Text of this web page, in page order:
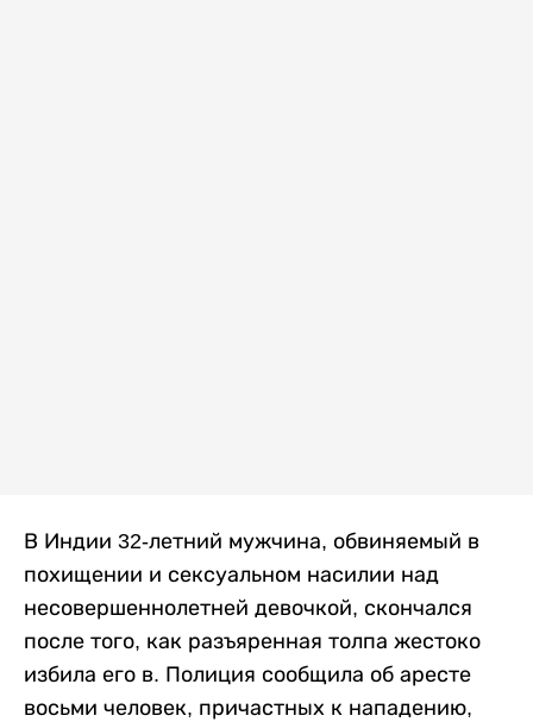
В Индии 32-летний мужчина, обвиняемый в
похищении и сексуальном насилии над
несовершеннолетней девочкой, скончался
после того, как разъяренная толпа жестоко
избила его в. Полиция сообщила об аресте
восьми человек, причастных к нападению,